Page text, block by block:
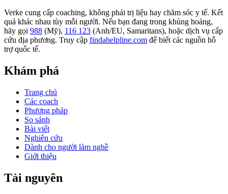
Verke cung cấp coaching, không phải trị liệu hay chăm sóc y tế. Kết
quả khác nhau tùy mỗi người. Nếu bạn đang trong khủng hoảng,
hãy gọi 988 (Mỹ), 116 123 (Anh/EU, Samaritans), hoặc dịch vụ cấp
cứu địa phương. Truy cập findahelpline.com để biết các nguồn hỗ
trợ quốc tế.
Khám phá
Trang chủ
Các coach
Phương pháp
So sánh
Bài viết
Nghiên cứu
Dành cho người làm nghề
Giới thiệu
Tài nguyên